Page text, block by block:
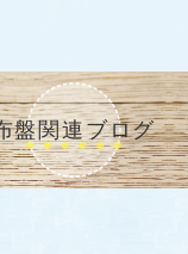
盤関連ブログ